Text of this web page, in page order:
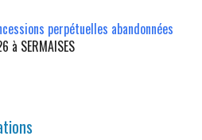
perpétuelles abandonnées
SERMAISES